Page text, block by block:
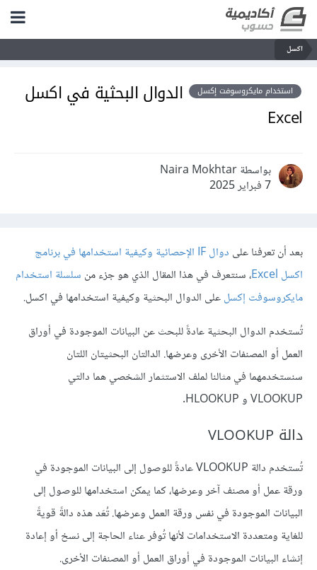
اكسل
استخدام مايكروسوفت إكسل
الدوال البحثية في اكسل
Excel
بواسطة Naira Mokhtar
7 فبراير 2025
بعد أن تعرفنا على
دوال IF الإحصائية وكيفية استخدامها في برنامج
اكسل Excel
، سنتعرف في هذا المقال الذي هو جزء من سلسلة استخدام
مايكروسوفت إكسلعلى الدوال البحثية وكيفية استخدامها في اكسل.
تُستخدم الدوال البحثية عادةً للبحث عن البيانات الموجودة في أوراق
العمل أو المصنفات الأخرى وعرضها. الدالتان البحثيتان اللتان
سنستخدمهما في مثالنا لملف الاستثمار الشخصي هما دالتي
VLOOKUP و HLOOKUP.
دالة VLOOKUP
تُستخدم دالة VLOOKUP عادةً للوصول إلى البيانات الموجودة في
ورقة عمل أو مصنف آخر وعرضها، كما يمكن استخدامها للوصول إلى
البيانات الموجودة في نفس ورقة العمل وعرضها. تُعَد هذه دالةً قويةً
للغاية ومتعددة الاستخدامات لأنها تُوفر عناء الحاجة إلى نسخ أو إعادة
إنشاء البيانات الموجودة في أوراق العمل أو المصنفات الأخرى.